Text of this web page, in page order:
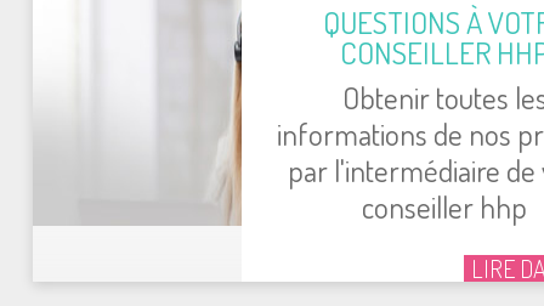
QUESTIONS À
CONSEILLER
Obtenir toutes
informations de nos
par l'intermédiaire de
conseiller hhp
LIRE